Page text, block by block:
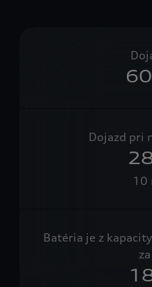
Dojazd pri
10
Batéria je z